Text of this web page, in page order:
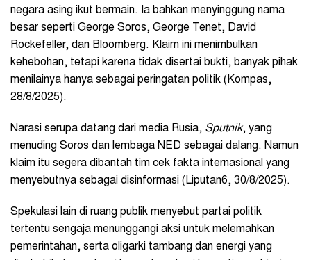
negara asing ikut bermain. Ia bahkan menyinggung nama
besar seperti George Soros, George Tenet, David
Rockefeller, dan Bloomberg. Klaim ini menimbulkan
kehebohan, tetapi karena tidak disertai bukti, banyak pihak
menilainya hanya sebagai peringatan politik (Kompas,
28/8/2025).
Narasi serupa datang dari media Rusia, Sputnik, yang
menuding Soros dan lembaga NED sebagai dalang. Namun
klaim itu segera dibantah tim cek fakta internasional yang
menyebutnya sebagai disinformasi (Liputan6, 30/8/2025).
Spekulasi lain di ruang publik menyebut partai politik
tertentu sengaja menunggangi aksi untuk melemahkan
pemerintahan, serta oligarki tambang dan energi yang